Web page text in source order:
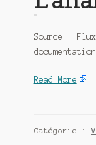
Source :
Read More
Catégorie :